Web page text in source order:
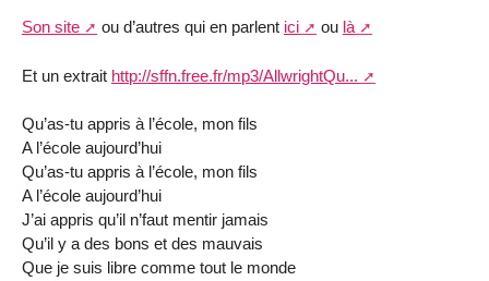
Son site ou d’autres qui en parlent ici ou là
Et un extrait http://sffn.free.fr/mp3/AllwrightQu...
Qu’as-tu appris à l’école, mon fils
A l’école aujourd’hui
Qu’as-tu appris à l’école, mon fils
A l’école aujourd’hui
J’ai appris qu’il n’faut mentir jamais
Qu’il y a des bons et des mauvais
Que je suis libre comme tout le monde